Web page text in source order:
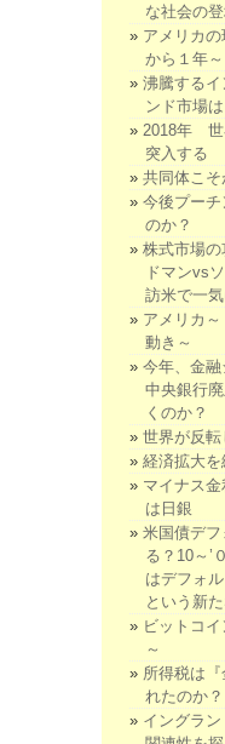
な社会の
アメリカ
から１年～
沸騰するイ
ンド市場
2018年 世
突入する
共同体こそ
今後プーチ
のか？
株式市場
ドマンvs
訪米で一気
アメリカ
動き～
今年、金融
中央銀行
くのか？
世界が反
経済拡大
マイナス
は日銀
米国債デ
る？10～’
はデフォ
という新
ビットコ
～
所得税は
れたのか？
イングラ